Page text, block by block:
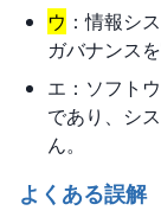
ウ ：情報シ
ガバナンス
エ：ソフト
であり、シ
ん。
よくある誤解